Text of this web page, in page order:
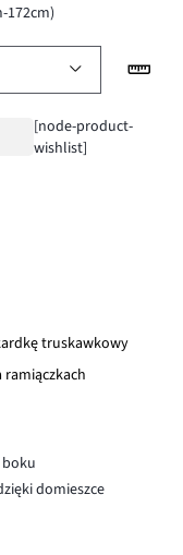
172cm)
[node-product-
wishlist]
truskawkowy
boku
domieszce